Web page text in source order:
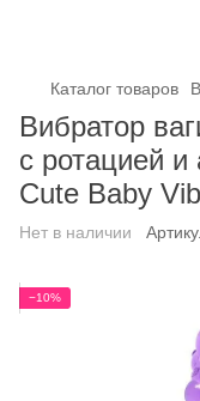
Каталог товаров
Вибратор
с ротацией
Cute Baby
Нет в наличии
−10%